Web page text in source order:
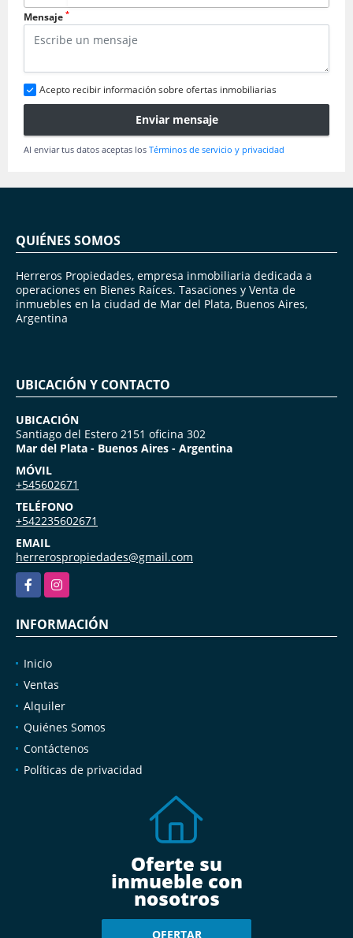
Mensaje *
Acepto recibir información sobre ofertas inmobiliarias
Enviar mensaje
Al enviar tus datos aceptas los Términos de servicio y privacidad
QUIÉNES SOMOS
Herreros Propiedades, empresa inmobiliaria dedicada a
operaciones en Bienes Raíces. Tasaciones y Venta de
inmuebles en la ciudad de Mar del Plata, Buenos Aires,
Argentina
UBICACIÓN Y CONTACTO
UBICACIÓN
Santiago del Estero 2151 oficina 302
Mar del Plata - Buenos Aires - Argentina
MÓVIL
+545602671
TELÉFONO
+542235602671
EMAIL
herrerospropiedades@gmail.com
FacebookInstagram
INFORMACIÓN
Inicio
Ventas
Alquiler
Quiénes Somos
Contáctenos
Políticas de privacidad
Oferte su
inmueble con
nosotros
OFERTAR